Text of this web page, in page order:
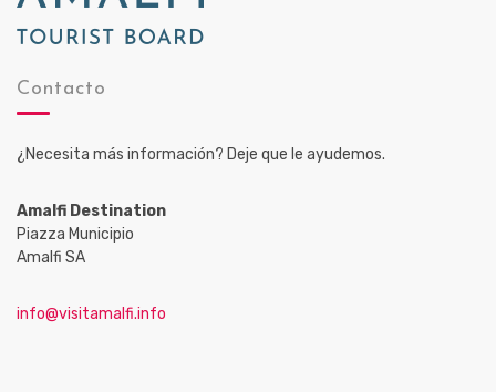
Contacto
¿Necesita más información? Deje que le ayudemos.
Amalfi Destination
Piazza Municipio
Amalfi SA
info@visitamalfi.info